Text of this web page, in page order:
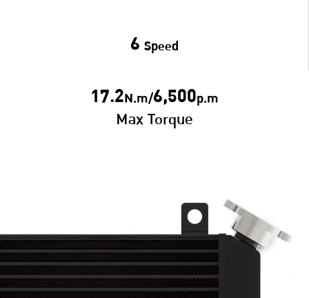
6 Speed
17.2N.m/6,500p.m
Max Torque